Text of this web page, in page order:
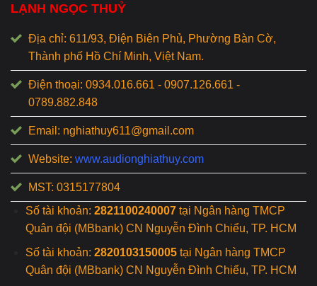
LẠNH NGỌC THUỶ
Địa chỉ: 611/93, Điện Biên Phủ, Phường Bàn Cờ,
Thành phố Hồ Chí Minh, Việt Nam.
Điện thoại: 0934.016.661 - 0907.126.661 -
0789.882.848
Email: nghiathuy611@gmail.com
Website: www.audionghiathuy.com
MST: 0315177804
Số tài khoản: 2821100240007tại Ngân hàng TMCP
Quân đội (MBbank) CN Nguyễn Đình Chiểu, TP. HCM
Số tài khoản: 2820103150005tại Ngân hàng TMCP
Quân đội (MBbank) CN Nguyễn Đình Chiểu, TP. HCM